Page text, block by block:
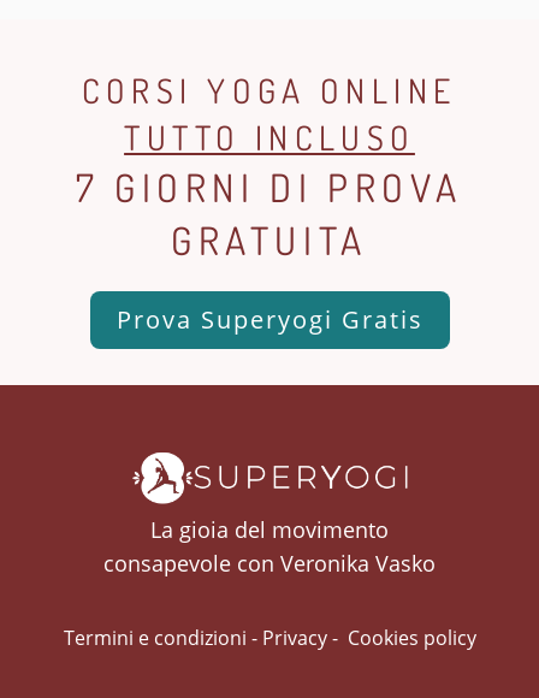
CORSI YOGA ONLINE
TUTTO INCLUSO
7 GIORNI DI PROVA
GRATUITA
Prova Superyogi Gratis
La gioia del movimento
consapevole con Veronika Vasko
Termini e condizioni - Privacy- Cookies policy